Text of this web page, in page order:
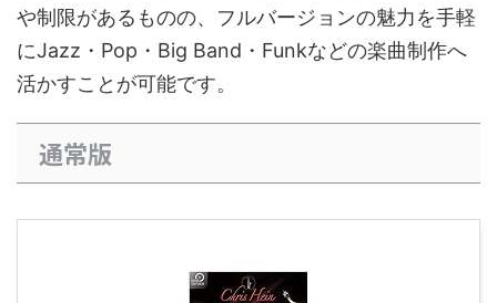
や制限があるものの、フルバージョンの魅力を手軽
にJazz・Pop・Big Band・Funkなどの楽曲制作へ
活かすことが可能です。
通常版